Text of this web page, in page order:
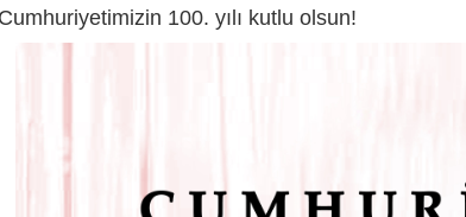
Cumhuriyetimizin 100. yılı kutlu olsun!